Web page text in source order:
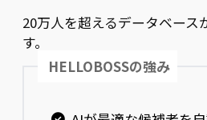
20万人を超えるデータベー
す。
HELLOBOSSの強み